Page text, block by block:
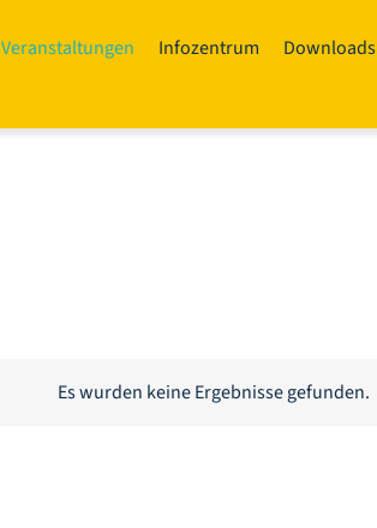
Veranstaltungen Infozentrum
Downloads
Hinweis
Es wurden keine Ergebnisse gefunden.